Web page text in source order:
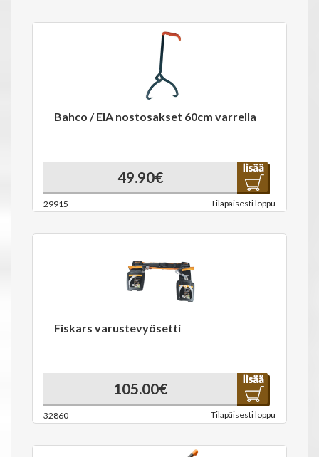
Bahco / EIA nostosakset 60cm varrella
49.90€
29915 Tilapäisesti loppu
Fiskars varustevyösetti
105.00€
32860 Tilapäisesti loppu